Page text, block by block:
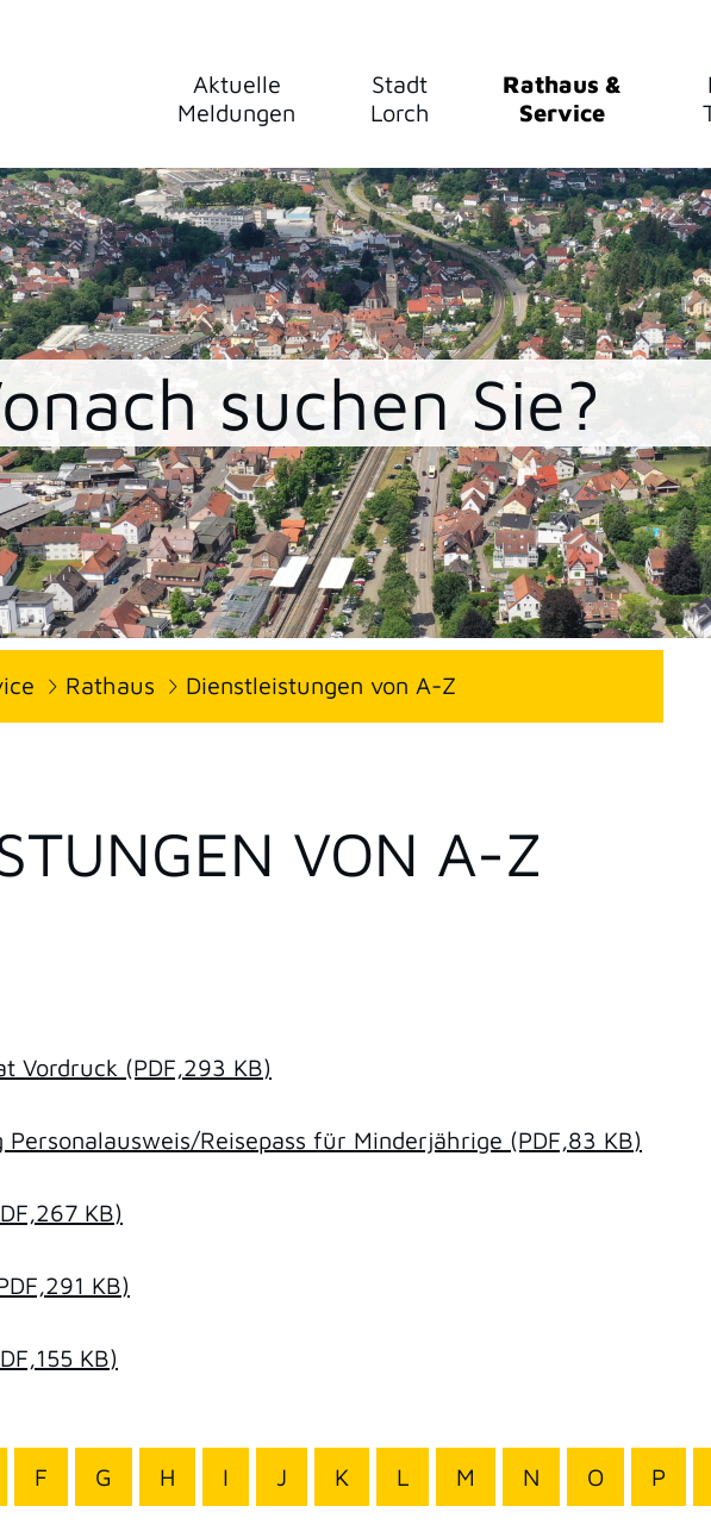
Aktuelle
Meldungen
Stadt
Lorch
Rathaus &
Service
Rathaus Dienstleistungen von A-Z
VON A-Z
Vordruck (PDF,293 KB)
Reisepass für Minderjährige (PDF,83 KB)
KB)
KB)
KB)
F G H I J K L M N O P